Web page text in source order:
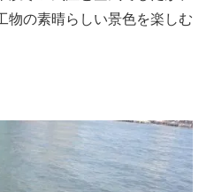
物の素晴らしい景色を楽しむ